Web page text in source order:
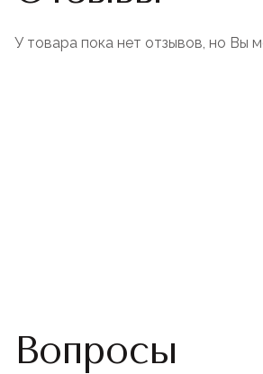
У товара пока нет отзывов, но Вы
Вопросы